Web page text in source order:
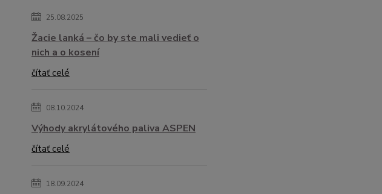
25.08.2025
Žacie lanká – čo by ste mali vedieť o
nich a o kosení
čítať celé
08.10.2024
Výhody akrylátového paliva ASPEN
čítať celé
18.09.2024